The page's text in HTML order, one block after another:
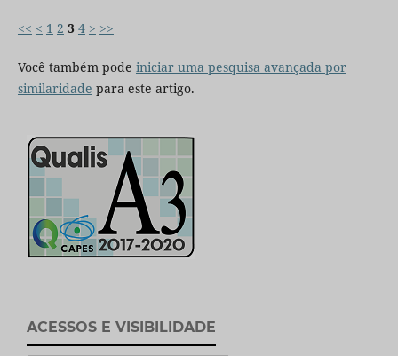
<< < 1 2 3 4 > >>
Você também pode iniciar uma pesquisa avançada por
similaridade para este artigo.
ACESSOS E VISIBILIDADE